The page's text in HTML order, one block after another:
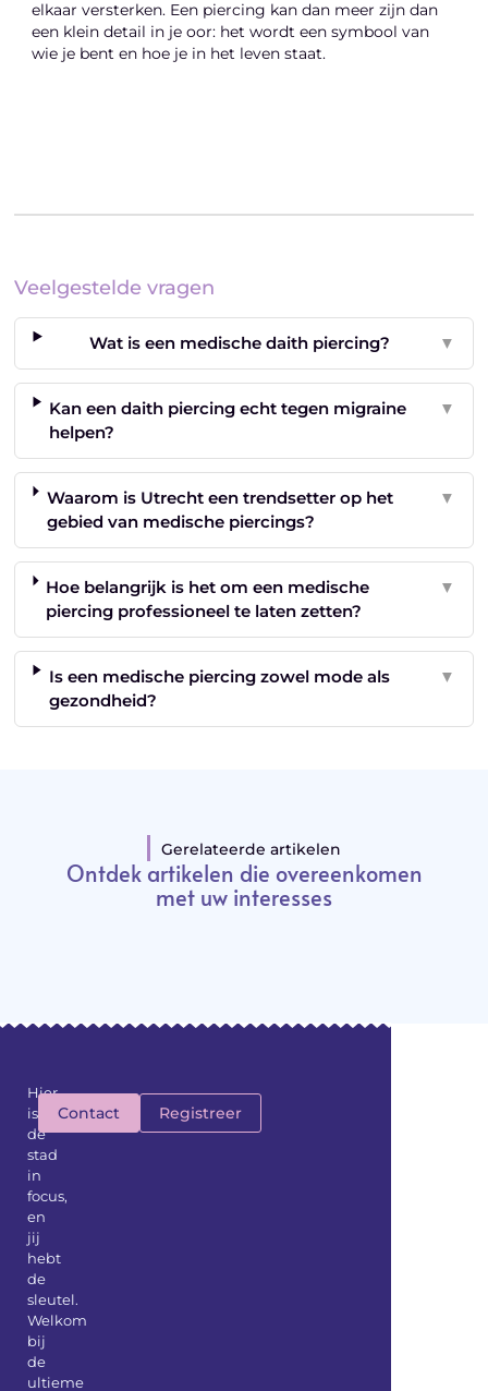
elkaar versterken. Een piercing kan dan meer zijn dan
een klein detail in je oor: het wordt een symbool van
wie je bent en hoe je in het leven staat.
Veelgestelde vragen
Wat is een medische daith piercing? ▼
Kan een daith piercing echt tegen migraine
helpen?
▼
Waarom is Utrecht een trendsetter op het
gebied van medische piercings?
▼
Hoe belangrijk is het om een medische
piercing professioneel te laten zetten?
▼
Is een medische piercing zowel mode als
gezondheid?
▼
Gerelateerde artikelen
Ontdek artikelen die overeenkomen
met uw interesses
Hier
is
de
stad
in
focus,
en
jij
hebt
de
sleutel.
Welkom
bij
de
ultieme
Contact Registreer